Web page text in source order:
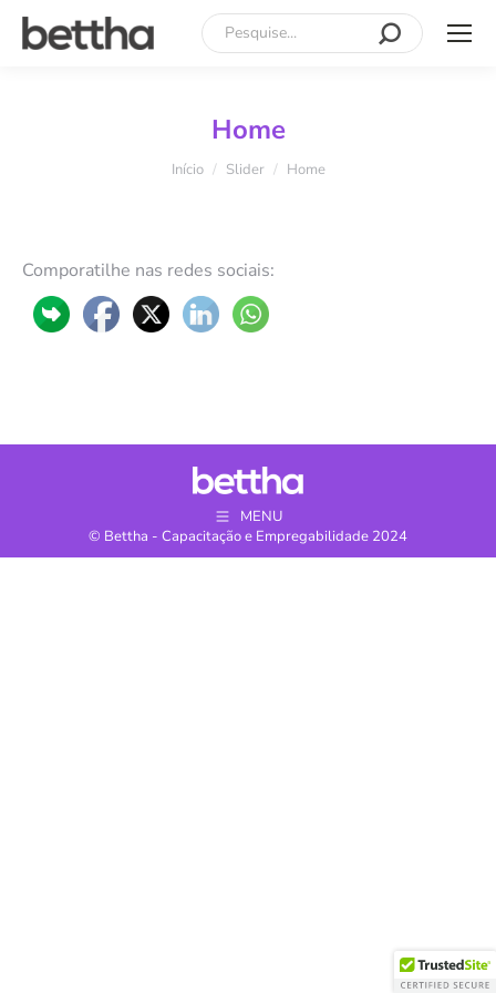
Search:
Home
Você está aqui:
Início Slider Home
Comporatilhe nas redes sociais:
MENU
© Bettha - Capacitação e Empregabilidade 2024